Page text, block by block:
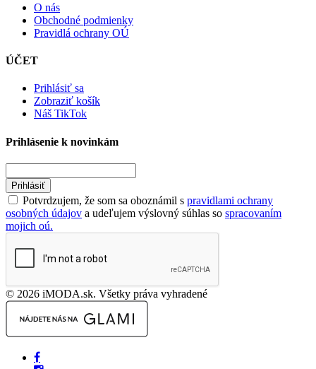
O nás
Obchodné podmienky
Pravidlá ochrany OÚ
ÚČET
Prihlásiť sa
Zobraziť košík
Náš TikTok
Prihlásenie k novinkám
Prihlásiť
Potvrdzujem, že som sa oboznámil s pravidlami ochrany
osobných údajov a udeľujem výslovný súhlas so spracovaním
mojich oú.
© 2026 iMODA.sk. Všetky práva vyhradené